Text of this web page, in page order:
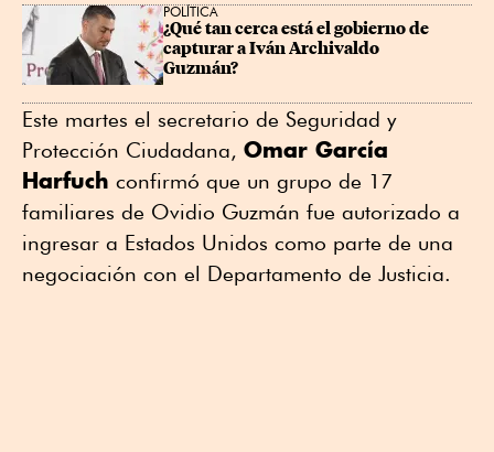
POLÍTICA
¿Qué tan cerca está el gobierno de
capturar a Iván Archivaldo
Guzmán?
Este martes el secretario de Seguridad y
Protección Ciudadana, Omar García
Harfuch confirmó que un grupo de 17
familiares de Ovidio Guzmán fue autorizado a
ingresar a Estados Unidos como parte de una
negociación con el Departamento de Justicia.